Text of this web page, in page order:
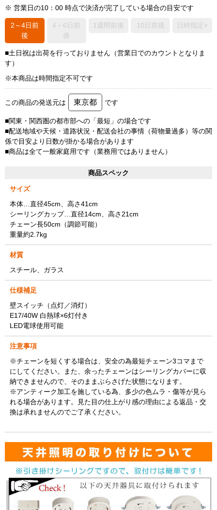
※ 営業日の10：00 時点で決済が完了している場合の目安です
2～4日前
後
4～6日前
後
1週間前後 10日前後 日時指定×
■土日祝は出荷を行っておりません（営業日でのカウントとなりま
す）
※本商品は時間指定不可です
この商品の発送元は 東京都 です
■関東・関西圏の都市部への「最短」の場合です
■配送地域や天候・道路状況・配送会社の事情（荷物量過多）等の関
係で目安より日数が掛かる場合があります
■商品は全て一般家庭用です（業務用ではありません）
商品スペック
サイズ
本体…直径45cm、高さ41cm
シーリングカップ…直径14cm、高さ21cm
チェーン長50cm（調節可能）
重量約2.7kg
材質
スチール、ガラス
仕様補足
壁スイッチ（点灯／消灯）
E17/40W 白熱球×6灯付き
LED電球使用可能
注意事項
※チェーンを短くする場合は、安全の為最短チェーン3コマまで
にしてください。また、余ったチェーンはシーリングカバーに収
納できませんので、そのままぶらさげた状態になります。
※アンティーク加工を施している為、多少の色ムラ・傷等が見ら
れる場合があります。見た目の仕上がり感の理由による返品・交
換は承れませんのでご了承ください。